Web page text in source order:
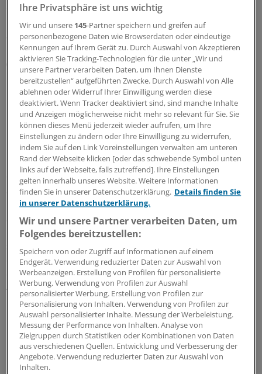
oder bis zur Entlassung aus dem Krankenhaus
behandelt. Die Ergebnisse sind jetzt beim
amerikanischen Diabeteskongress (ADA) in Orlando und
im "New England Journal of Medicine" vorgestellt worden
(
NEJM 2018; online 25. Juni).
"Das künstliche Pankreas erwies sich als wirksam,
praktikabel und sicher im Krankenhaus einsetzbar",
berichten die Ärzte. Die Blutzuckereinstellung der
Patienten verbesserte sich im Vergleich zur
herkömmlichen Insulintherapie signifikant. So waren
Patienten der Interventionsgruppe knapp 65 Prozent
der Studienzeit im Blutzuckerzielbereich (primärer
Studienendpunkt), in der Kontrollgruppe waren es 42
Prozent. Die durchschnittlichen Glukosewerte lagen im
Schnitt bei 154 mg/dl in der Interventionsgruppe und
188 mg/dl in der Kontrollgruppe. Es gab keine
signifikanten Unterschiede zwischen den Gruppen bei
der Zahl der Hypoglykämien (BZ unter 54 mg/dl) und bei
den applizierten Insulinmengen (mittlere Dosis 44,4 vs
40,2 IE). Schwere Hypo- oder Hyperglykämien sowie
Ketoazidosen wurden nicht registriert.
0
Schlagworte:
Ihre Privatsphäre ist uns wichtig
Wir und unsere 145-Partner speichern und greifen auf
personenbezogene Daten wie Browserdaten oder eindeutige
Kennungen auf Ihrem Gerät zu. Durch Auswahl von Akzeptieren
aktivieren Sie Tracking-Technologien für die unter „Wir und
unsere Partner verarbeiten Daten, um Ihnen Dienste
bereitzustellen“ aufgeführten Zwecke. Durch Auswahl von Alle
ablehnen oder Widerruf Ihrer Einwilligung werden diese
deaktiviert. Wenn Tracker deaktiviert sind, sind manche Inhalte
und Anzeigen möglicherweise nicht mehr so relevant für Sie. Sie
können dieses Menü jederzeit wieder aufrufen, um Ihre
Einstellungen zu ändern oder Ihre Einwilligung zu widerrufen,
indem Sie auf den Link Voreinstellungen verwalten am unteren
Rand der Webseite klicken [oder das schwebende Symbol unten
links auf der Webseite, falls zutreffend]. Ihre Einstellungen
gelten innerhalb unseres Website. Weitere Informationen
finden Sie in unserer Datenschutzerklärung. Details finden Sie
in unserer Datenschutzerklärung.
Wir und unsere Partner verarbeiten Daten, um
Folgendes bereitzustellen:
Speichern von oder Zugriff auf Informationen auf einem
Endgerät. Verwendung reduzierter Daten zur Auswahl von
Werbeanzeigen. Erstellung von Profilen für personalisierte
Werbung. Verwendung von Profilen zur Auswahl
personalisierter Werbung. Erstellung von Profilen zur
Personalisierung von Inhalten. Verwendung von Profilen zur
Auswahl personalisierter Inhalte. Messung der Werbeleistung.
Messung der Performance von Inhalten. Analyse von
Zielgruppen durch Statistiken oder Kombinationen von Daten
aus verschiedenen Quellen. Entwicklung und Verbesserung der
Angebote. Verwendung reduzierter Daten zur Auswahl von
Inhalten.